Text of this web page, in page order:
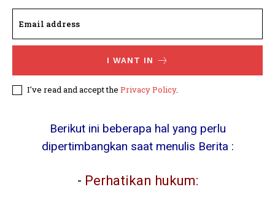
I WANT IN
I've read and accept the Privacy Policy.
Berikut ini beberapa hal yang perlu
dipertimbangkan saat menulis Berita :
- Perhatikan hukum: